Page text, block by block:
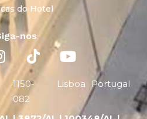
do Hotel
nos
1150-
082
Lisboa Portugal